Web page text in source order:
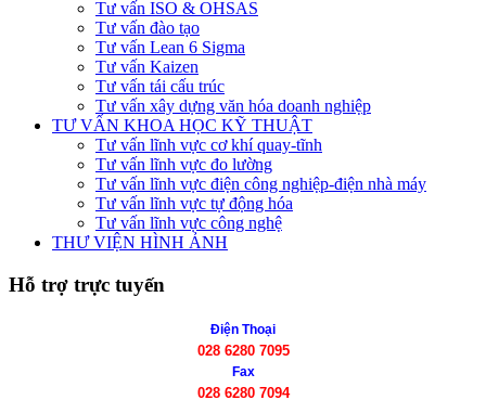
Tư vấn ISO & OHSAS
Tư vấn đào tạo
Tư vấn Lean 6 Sigma
Tư vấn Kaizen
Tư vấn tái cấu trúc
Tư vấn xây dựng văn hóa doanh nghiệp
TƯ VẤN KHOA HỌC KỸ THUẬT
Tư vấn lĩnh vực cơ khí quay-tĩnh
Tư vấn lĩnh vực đo lường
Tư vấn lĩnh vực điện công nghiệp-điện nhà máy
Tư vấn lĩnh vực tự động hóa
Tư vấn lĩnh vực công nghệ
THƯ VIỆN HÌNH ẢNH
Hỗ trợ trực tuyến
Điện Thoại
028 6280 7095
Fax
028 6280 7094